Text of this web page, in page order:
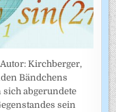
Kirchberger,
Bändchens
sich abgerundete
sein